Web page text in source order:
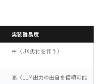
実装難易度
中（UX劣化を伴う）
高（LLM出力の出自を信頼可能